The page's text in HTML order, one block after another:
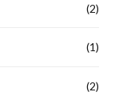
(2)
(1)
(2)